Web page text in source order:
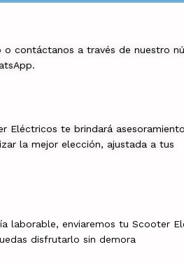
contáctanos a través de nuestro
Eléctricos te brindará asesoramiento
la mejor elección, ajustada a tus
laborable, enviaremos tu Scooter
disfrutarlo sin demora